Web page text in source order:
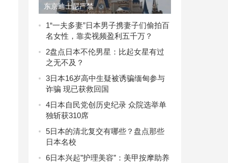
东京迪士尼严禁
1“一夫多妻”日本男子携妻子们偷拍百
名女性，靠卖视频盈利五千万？
2盘点日本不伦男星：比起女星有过
之无不及？
3日本16岁高中生疑被诱骗缅甸参与
诈骗 现已获救回国
4日本自民党创历史纪录 众院选举单
独斩获310席
5日本的清北复交有哪些？盘点那些
日本名校
6日本兴起”护理美容”：美甲按摩助养